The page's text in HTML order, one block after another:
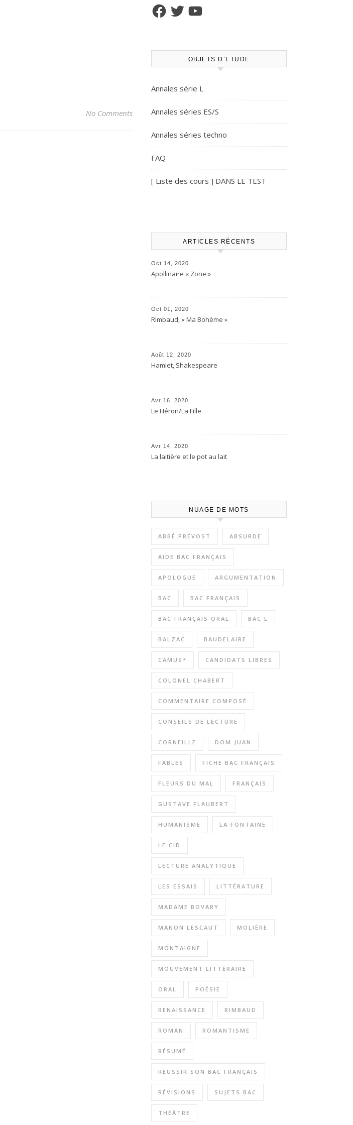
No Comments
FacebookTwitterYouTube
OBJETS D’ETUDE
Annales série L
Annales séries ES/S
Annales séries techno
FAQ
[ Liste des cours ] DANS LE TEST
ARTICLES RÉCENTS
Oct 14, 2020
Apollinaire « Zone »
Oct 01, 2020
Rimbaud, « Ma Bohème »
Août 12, 2020
Hamlet, Shakespeare
Avr 16, 2020
Le Héron/La Fille
Avr 14, 2020
La laitière et le pot au lait
NUAGE DE MOTS
ABBÉ PRÉVOST ABSURDE
AIDE BAC FRANÇAIS
APOLOGUE ARGUMENTATION
BAC BAC FRANÇAIS
BAC FRANÇAIS ORAL BAC L
BALZAC BAUDELAIRE
CAMUS* CANDIDATS LIBRES
COLONEL CHABERT
COMMENTAIRE COMPOSÉ
CONSEILS DE LECTURE
CORNEILLE DOM JUAN
FABLES FICHE BAC FRANÇAIS
FLEURS DU MAL FRANÇAIS
GUSTAVE FLAUBERT
HUMANISME LA FONTAINE
LE CID
LECTURE ANALYTIQUE
LES ESSAIS LITTÉRATURE
MADAME BOVARY
MANON LESCAUT MOLIÈRE
MONTAIGNE
MOUVEMENT LITTÉRAIRE
ORAL POÉSIE
RENAISSANCE RIMBAUD
ROMAN ROMANTISME
RÉSUMÉ
RÉUSSIR SON BAC FRANÇAIS
RÉVISIONS SUJETS BAC
THÉÂTRE